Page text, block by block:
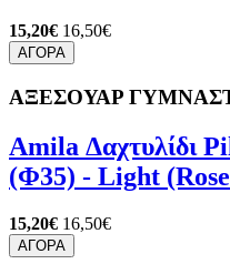
15,20€ 16,50€
ΑΓΟΡΑ
ΑΞΕΣΟΥΑΡ
Amila Δαχτυλίδι
(Φ35) - Light
15,20€ 16,50€
ΑΓΟΡΑ